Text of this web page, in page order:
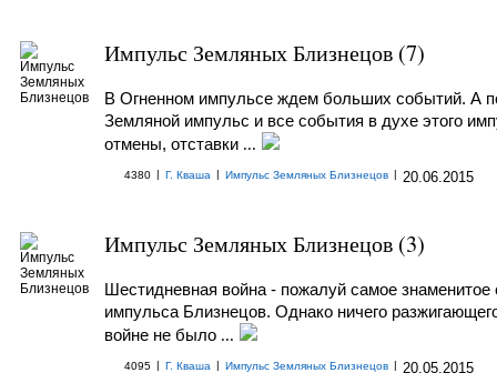
Импульс Земляных Близнецов (7)
В Огненном импульсе ждем больших событий. А
Земляной импульс и все события в духе этого
отмены, отставки ...
4380 | Г. Кваша | Импульс Земляных Близнецов | 20.06.2015
Импульс Земляных Близнецов (3)
Шестидневная война - пожалуй самое знаменитое
импульса Близнецов. Однако ничего
войне не было ...
4095 | Г. Кваша | Импульс Земляных Близнецов | 20.05.2015